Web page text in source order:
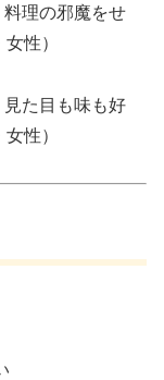
料理の邪魔をせ
性）
見た目も味も好
性）